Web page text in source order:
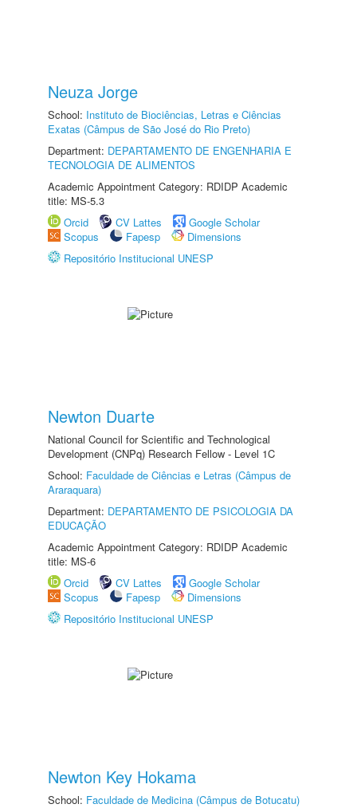
Neuza Jorge
School: Instituto de Biociências, Letras e Ciências
Exatas (Câmpus de São José do Rio Preto)
Department: DEPARTAMENTO DE ENGENHARIA E
TECNOLOGIA DE ALIMENTOS
Academic Appointment Category: RDIDP Academic
title: MS-5.3
Orcid
CV Lattes
Google Scholar
Scopus
Fapesp
Dimensions
Repositório Institucional UNESP
Newton Duarte
National Council for Scientific and Technological
Development (CNPq) Research Fellow - Level 1C
School: Faculdade de Ciências e Letras (Câmpus de
Araraquara)
Department: DEPARTAMENTO DE PSICOLOGIA DA
EDUCAÇÃO
Academic Appointment Category: RDIDP Academic
title: MS-6
Orcid
CV Lattes
Google Scholar
Scopus
Fapesp
Dimensions
Repositório Institucional UNESP
Newton Key Hokama
School: Faculdade de Medicina (Câmpus de Botucatu)